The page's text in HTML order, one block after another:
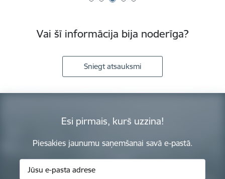
Vai šī informācija bija noderīga?
Sniegt atsauksmi
Esi pirmais, kurš uzzina!
Piesakies jaunumu saņemšanai savā e-pastā.